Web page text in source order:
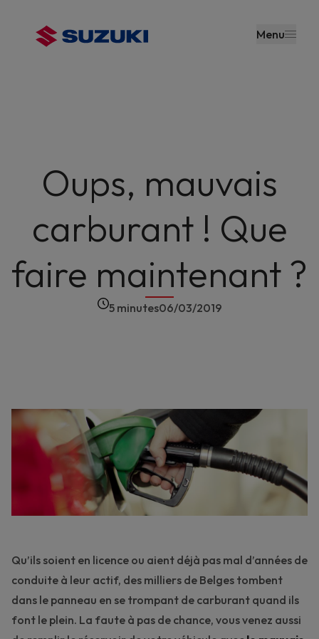
principal
Menu
Oups, mauvais
carburant ! Que
faire maintenant ?
5 minutes06/03/2019
Qu’ils soient en licence ou aient déjà pas mal d’années de
conduite à leur actif, des milliers de Belges tombent
dans le panneau en se trompant de carburant quand ils
font le plein. La faute à pas de chance, vous venez aussi